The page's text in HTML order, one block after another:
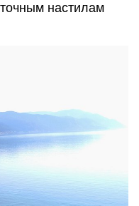
настилам